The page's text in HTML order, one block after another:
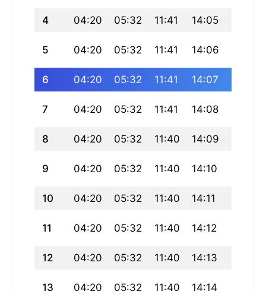
4 04:20 05:32 11:41 14:05
5 04:20 05:32 11:41 14:06
6 04:20 05:32 11:41 14:07
7 04:20 05:32 11:41 14:08
8 04:20 05:32 11:40 14:09
9 04:20 05:32 11:40 14:10
10 04:20 05:32 11:40 14:11
11 04:20 05:32 11:40 14:12
12 04:20 05:32 11:40 14:13
13 04:20 05:32 11:40 14:14